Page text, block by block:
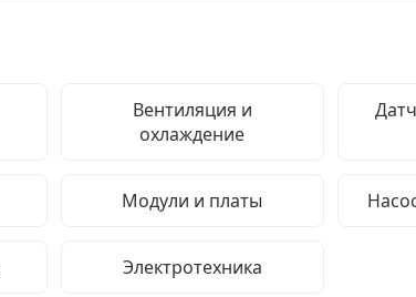
Вентиляция и
охлаждение
Модули и платы
Электротехника